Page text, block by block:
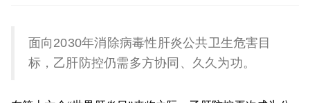
面向2030年消除病毒性肝炎公共卫生危害目
标，乙肝防控仍需多方协同、久久为功。